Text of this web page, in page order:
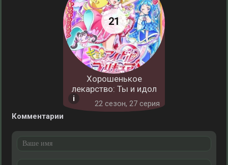
Хорошенькое
лекарство: Ты и идол
22 cезон, 27 серия
Комментарии